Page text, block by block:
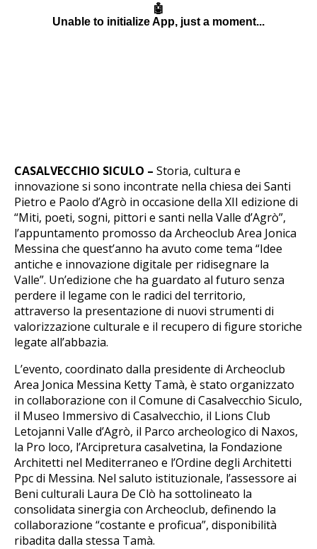
CASALVECCHIO SICULO – Storia, cultura e
innovazione si sono incontrate nella chiesa dei Santi
Pietro e Paolo d’Agrò in occasione della XII edizione di
“Miti, poeti, sogni, pittori e santi nella Valle d’Agrò”,
l’appuntamento promosso da Archeoclub Area Jonica
Messina che quest’anno ha avuto come tema “Idee
antiche e innovazione digitale per ridisegnare la
Valle”. Un’edizione che ha guardato al futuro senza
perdere il legame con le radici del territorio,
attraverso la presentazione di nuovi strumenti di
valorizzazione culturale e il recupero di figure storiche
legate all’abbazia.
L’evento, coordinato dalla presidente di Archeoclub
Area Jonica Messina Ketty Tamà, è stato organizzato
in collaborazione con il Comune di Casalvecchio Siculo,
il Museo Immersivo di Casalvecchio, il Lions Club
Letojanni Valle d’Agrò, il Parco archeologico di Naxos,
la Pro loco, l’Arcipretura casalvetina, la Fondazione
Architetti nel Mediterraneo e l’Ordine degli Architetti
Ppc di Messina. Nel saluto istituzionale, l’assessore ai
Beni culturali Laura De Clò ha sottolineato la
consolidata sinergia con Archeoclub, definendo la
collaborazione “costante e proficua”, disponibilità
ribadita dalla stessa Tamà.